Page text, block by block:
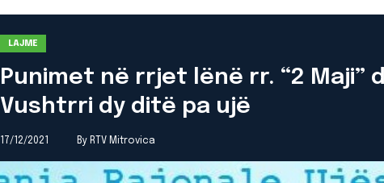
LAJME
Punimet në rrjet lënë rr. “2 Maji”
Vushtrri dy ditë pa ujë
17/12/2021 By RTV Mitrovica